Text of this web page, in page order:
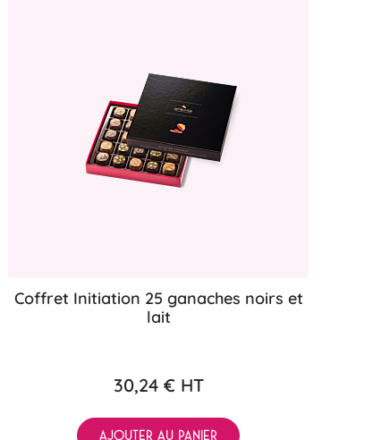
Coffret Initiation 25 ganaches noirs et
lait
30,24 €HT
AJOUTER AU PANIER